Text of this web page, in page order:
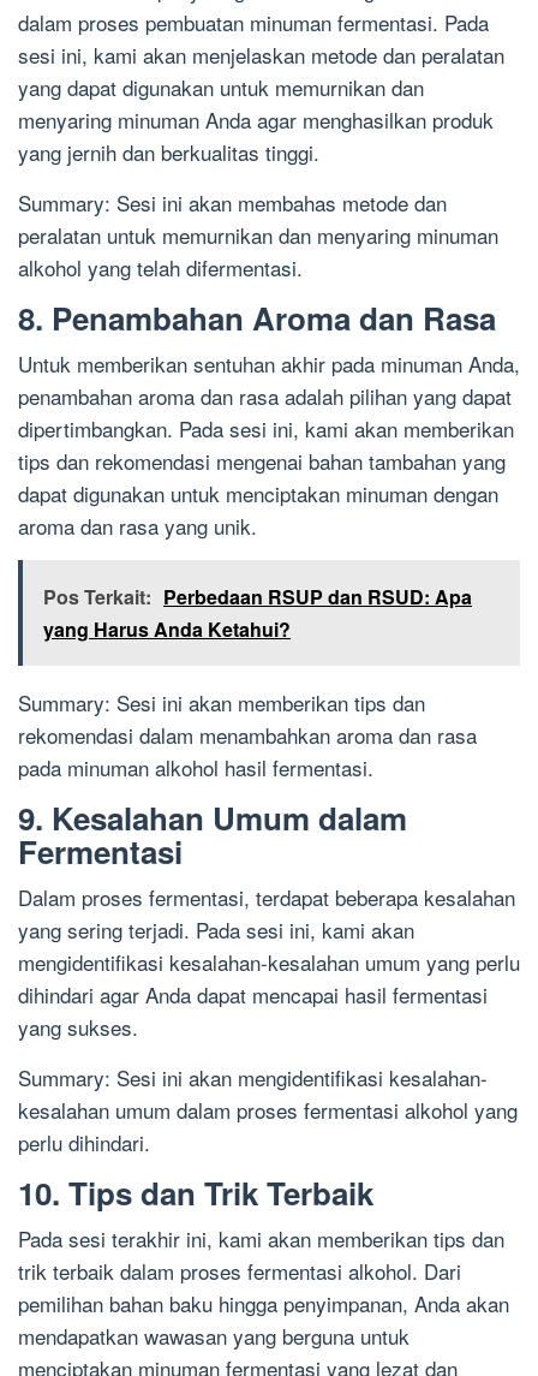
dalam proses pembuatan minuman fermentasi. Pada
sesi ini, kami akan menjelaskan metode dan peralatan
yang dapat digunakan untuk memurnikan dan
menyaring minuman Anda agar menghasilkan produk
yang jernih dan berkualitas tinggi.
Summary: Sesi ini akan membahas metode dan
peralatan untuk memurnikan dan menyaring minuman
alkohol yang telah difermentasi.
8. Penambahan Aroma dan Rasa
Untuk memberikan sentuhan akhir pada minuman Anda,
penambahan aroma dan rasa adalah pilihan yang dapat
dipertimbangkan. Pada sesi ini, kami akan memberikan
tips dan rekomendasi mengenai bahan tambahan yang
dapat digunakan untuk menciptakan minuman dengan
aroma dan rasa yang unik.
Pos Terkait: Perbedaan RSUP dan RSUD: Apa
yang Harus Anda Ketahui?
Summary: Sesi ini akan memberikan tips dan
rekomendasi dalam menambahkan aroma dan rasa
pada minuman alkohol hasil fermentasi.
9. Kesalahan Umum dalam
Fermentasi
Dalam proses fermentasi, terdapat beberapa kesalahan
yang sering terjadi. Pada sesi ini, kami akan
mengidentifikasi kesalahan-kesalahan umum yang perlu
dihindari agar Anda dapat mencapai hasil fermentasi
yang sukses.
Summary: Sesi ini akan mengidentifikasi kesalahan-
kesalahan umum dalam proses fermentasi alkohol yang
perlu dihindari.
10. Tips dan Trik Terbaik
Pada sesi terakhir ini, kami akan memberikan tips dan
trik terbaik dalam proses fermentasi alkohol. Dari
pemilihan bahan baku hingga penyimpanan, Anda akan
mendapatkan wawasan yang berguna untuk
menciptakan minuman fermentasi yang lezat dan